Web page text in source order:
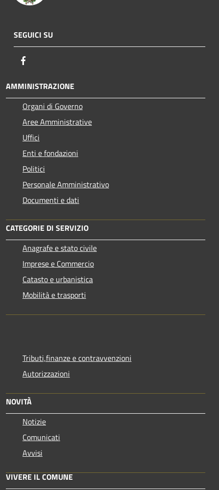
SEGUICI SU
AMMINISTRAZIONE
Organi di Governo
Aree Amministrative
Uffici
Enti e fondazioni
Politici
Personale Amministrativo
Documenti e dati
CATEGORIE DI SERVIZIO
Anagrafe e stato civile
Imprese e Commercio
Catasto e urbanistica
Mobilità e trasporti
Tributi,finanze e contravvenzioni
Autorizzazioni
NOVITÀ
Notizie
Comunicati
Avvisi
VIVERE IL COMUNE